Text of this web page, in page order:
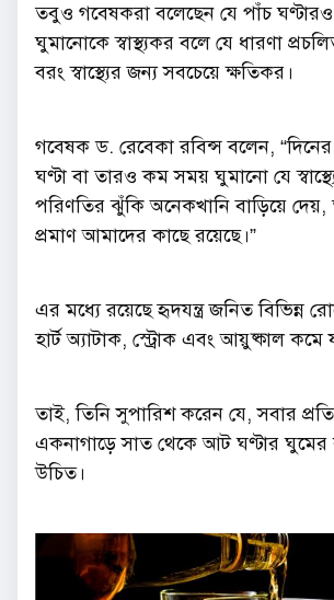
তবুও গবেষকরা বলেছেন যে পাঁচ
ঘুমানোকে স্বাস্থ্যকর বলে যে ধারণা
বরং স্বাস্থ্যের জন্য সবচেয়ে ক্ষতিকর।
গবেষক ড. রেবেকা রবিন্স বলেন,
ঘণ্টা বা তারও কম সময় ঘুমানো যে
পরিণতির ঝুঁকি অনেকখানি বাড়িয়ে দেয়,
প্রমাণ আমাদের কাছে রয়েছে।”
এর মধ্যে রয়েছে হৃদযন্ত্র জনিত বিভিন্ন
হার্ট অ্যাটাক, স্ট্রোক এবং আয়ুষ্কাল কমে
তাই, তিনি সুপারিশ করেন যে, সবার
একনাগাড়ে সাত থেকে আট ঘণ্টার ঘুমের
উচিত।